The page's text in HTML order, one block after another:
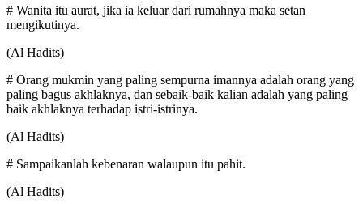
# Wanita itu aurat, jika ia keluar dari rumahnya maka setan
mengikutinya.
(Al Hadits)
# Orang mukmin yang paling sempurna imannya adalah orang yang
paling bagus akhlaknya, dan sebaik-baik kalian adalah yang paling
baik akhlaknya terhadap istri-istrinya.
(Al Hadits)
# Sampaikanlah kebenaran walaupun itu pahit.
(Al Hadits)